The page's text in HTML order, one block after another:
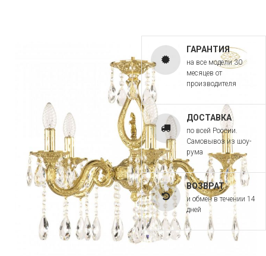
ГАРАНТИЯ
на все модели 30
месяцев от
производителя
ДОСТАВКА
по всей России.
Самовывоз из шоу-
рума
ВОЗВРАТ
и обмен в течении 14
дней